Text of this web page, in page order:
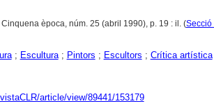
època, núm. 25 (abril 1990), p. 19 : il. (Secció
; Escultura; Pintors ; Escultors ; Crítica artística
article/view/89441/153179